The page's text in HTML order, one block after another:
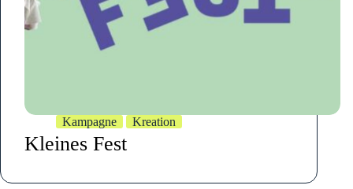
Kampagne Kreation
Kleines Fest